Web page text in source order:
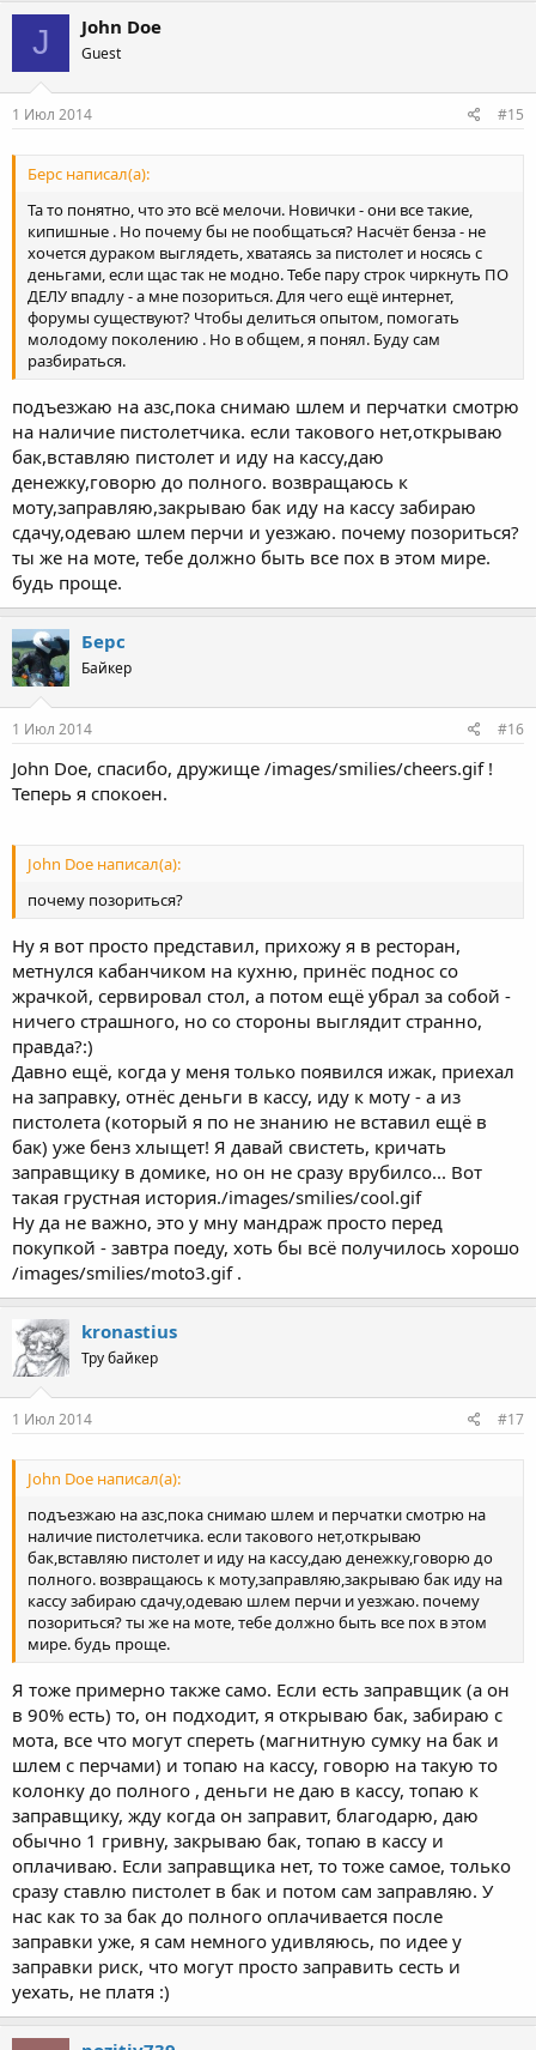
J John Doe
Guest
1 Июл 2014 #15
Берс написал(а):
Та то понятно, что это всё мелочи. Новички - они все такие,
кипишные . Но почему бы не пообщаться? Насчёт бенза - не
хочется дураком выглядеть, хватаясь за пистолет и носясь с
деньгами, если щас так не модно. Тебе пару строк чиркнуть ПО
ДЕЛУ впадлу - а мне позориться. Для чего ещё интернет,
форумы существуют? Чтобы делиться опытом, помогать
молодому поколению . Но в общем, я понял. Буду сам
разбираться.
подъезжаю на азс,пока снимаю шлем и перчатки смотрю
на наличие пистолетчика. если такового нет,открываю
бак,вставляю пистолет и иду на кассу,даю
денежку,говорю до полного. возвращаюсь к
моту,заправляю,закрываю бак иду на кассу забираю
сдачу,одеваю шлем перчи и уезжаю. почему позориться?
ты же на моте, тебе должно быть все пох в этом мире.
будь проще.
Берс
Байкер
1 Июл 2014 #16
John Doe, спасибо, дружище /images/smilies/cheers.gif !
Теперь я спокоен.
John Doe написал(а):
почему позориться?
Ну я вот просто представил, прихожу я в ресторан,
метнулся кабанчиком на кухню, принёс поднос со
жрачкой, сервировал стол, а потом ещё убрал за собой -
ничего страшного, но со стороны выглядит странно,
правда?:)
Давно ещё, когда у меня только появился ижак, приехал
на заправку, отнёс деньги в кассу, иду к моту - а из
пистолета (который я по не знанию не вставил ещё в
бак) уже бенз хлыщет! Я давай свистеть, кричать
заправщику в домике, но он не сразу врубилсо... Вот
такая грустная история./images/smilies/cool.gif
Ну да не важно, это у мну мандраж просто перед
покупкой - завтра поеду, хоть бы всё получилось хорошо
/images/smilies/moto3.gif .
kronastius
Тру байкер
1 Июл 2014 #17
John Doe написал(а):
подъезжаю на азс,пока снимаю шлем и перчатки смотрю на
наличие пистолетчика. если такового нет,открываю
бак,вставляю пистолет и иду на кассу,даю денежку,говорю до
полного. возвращаюсь к моту,заправляю,закрываю бак иду на
кассу забираю сдачу,одеваю шлем перчи и уезжаю. почему
позориться? ты же на моте, тебе должно быть все пох в этом
мире. будь проще.
Я тоже примерно также само. Если есть заправщик (а он
в 90% есть) то, он подходит, я открываю бак, забираю с
мота, все что могут спереть (магнитную сумку на бак и
шлем с перчами) и топаю на кассу, говорю на такую то
колонку до полного , деньги не даю в кассу, топаю к
заправщику, жду когда он заправит, благодарю, даю
обычно 1 гривну, закрываю бак, топаю в кассу и
оплачиваю. Если заправщика нет, то тоже самое, только
сразу ставлю пистолет в бак и потом сам заправляю. У
нас как то за бак до полного оплачивается после
заправки уже, я сам немного удивляюсь, по идее у
заправки риск, что могут просто заправить сесть и
уехать, не платя :)